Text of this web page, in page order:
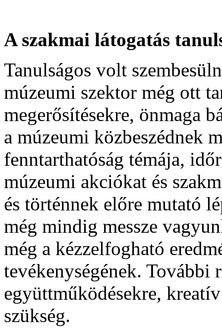
A szakmai látogatás
Tanulságos volt
múzeumi szektor még ott
megerősítésekre, önmaga
a múzeumi közbeszédnek
fenntarthatóság témája,
múzeumi akciókat és
és történnek előre mutató
még mindig messze
még a kézzelfogható
tevékenységének. További
együttműködésekre,
szükség.